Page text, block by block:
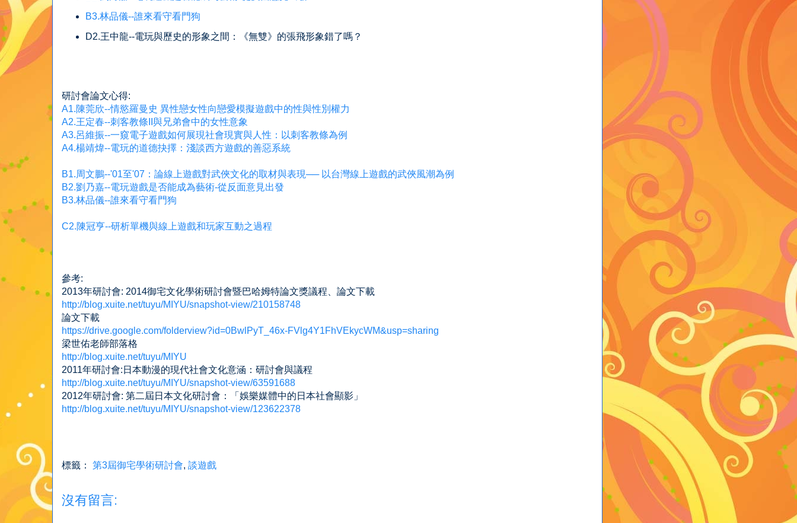
B3.林品儀--誰來看守看門狗
D2.王中龍--電玩與歷史的形象之間：《無雙》的張飛形象錯了嗎？
研討會論文心得:
A1.陳莞欣--情慾羅曼史 異性戀女性向戀愛模擬遊戲中的性與性別權力
A2.王定春--刺客教條II與兄弟會中的女性意象
A3.呂維振--一窺電子遊戲如何展現社會現實與人性：以刺客教條為例
A4.楊靖煒--電玩的道德抉擇：淺談西方遊戲的善惡系統
B1.周文鵬--'01至'07：論線上遊戲對武俠文化的取材與表現── 以台灣線上遊戲的武俠風潮為例
B2.劉乃嘉--電玩遊戲是否能成為藝術-從反面意見出發
B3.林品儀--誰來看守看門狗
C2.陳冠亨--研析單機與線上遊戲和玩家互動之過程
參考:
2013年研討會: 2014御宅文化學術研討會暨巴哈姆特論文獎議程、論文下載
http://blog.xuite.net/tuyu/MIYU/snapshot-view/210158748
論文下載
https://drive.google.com/folderview?id=0BwlPyT_46x-FVlg4Y1FhVEkycWM&usp=sharing
梁世佑老師部落格
http://blog.xuite.net/tuyu/MIYU
2011年研討會:日本動漫的現代社會文化意涵：研討會與議程
http://blog.xuite.net/tuyu/MIYU/snapshot-view/63591688
2012年研討會: 第二屆日本文化研討會：「娛樂媒體中的日本社會顯影」
http://blog.xuite.net/tuyu/MIYU/snapshot-view/123622378
標籤： 第3屆御宅學術研討會, 談遊戲
沒有留言: